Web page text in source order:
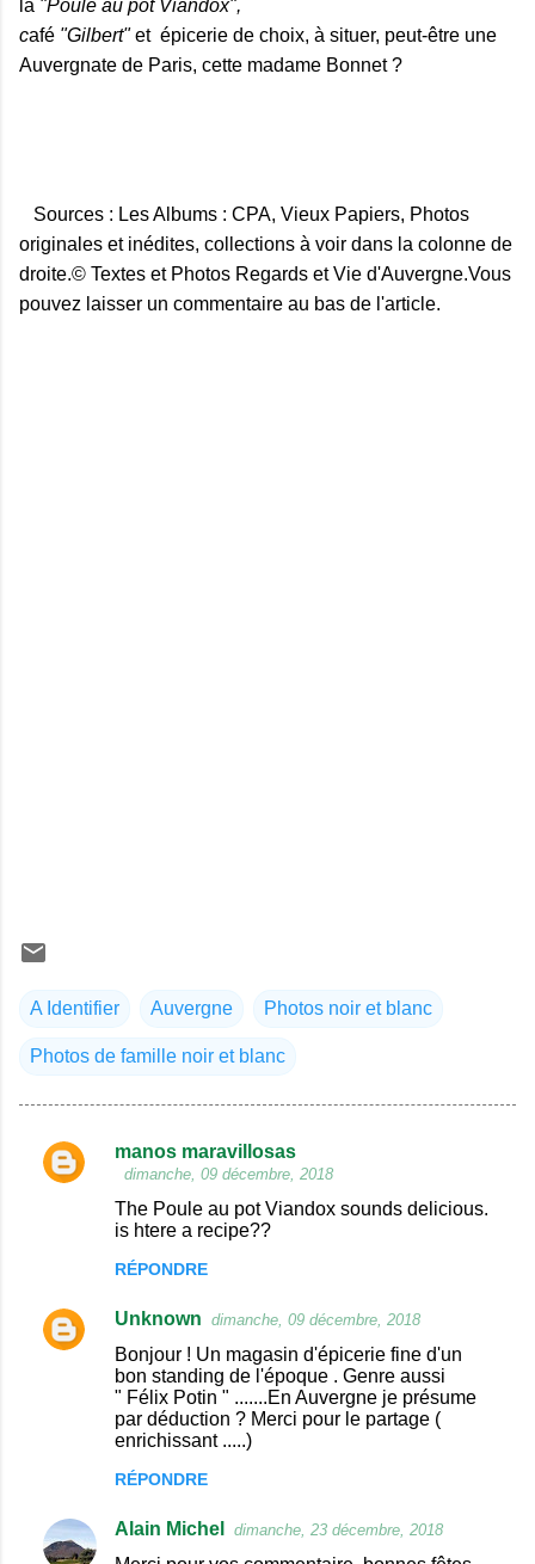
la "Poule au pot Viandox",
café "Gilbert"et épicerie de choix, à situer, peut-être une
Auvergnate de Paris, cette madame Bonnet ?
Sources : Les Albums : CPA, Vieux Papiers, Photos
originales et inédites, collections à voir dans la colonne de
droite.© Textes et Photos Regards et Vie d'Auvergne.Vous
pouvez laisser un commentaire au bas de l'article.
A Identifier Auvergne Photos noir et blanc
Photos de famille noir et blanc
C
n
s
manos maravillosas
dimanche, 09 décembre, 2018
The Poule au pot Viandox sounds delicious.
is htere a recipe??
RÉPONDRE
Unknown dimanche, 09 décembre, 2018
Bonjour ! Un magasin d'épicerie fine d'un
bon standing de l'époque . Genre aussi
" Félix Potin " .......En Auvergne je présume
par déduction ? Merci pour le partage (
enrichissant .....)
RÉPONDRE
Alain Michel dimanche, 23 décembre, 2018